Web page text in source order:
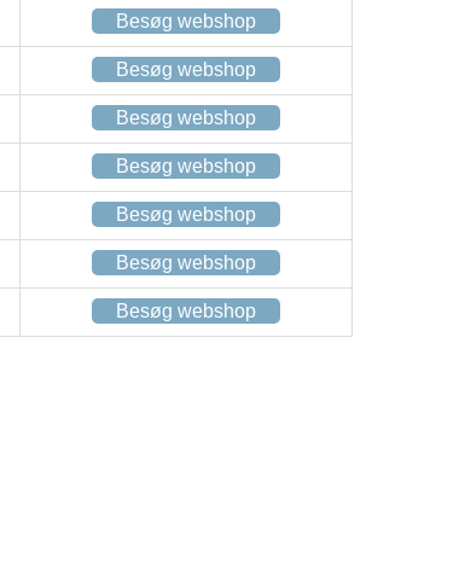
Besøg webshop
Besøg webshop
Besøg webshop
Besøg webshop
Besøg webshop
Besøg webshop
Besøg webshop